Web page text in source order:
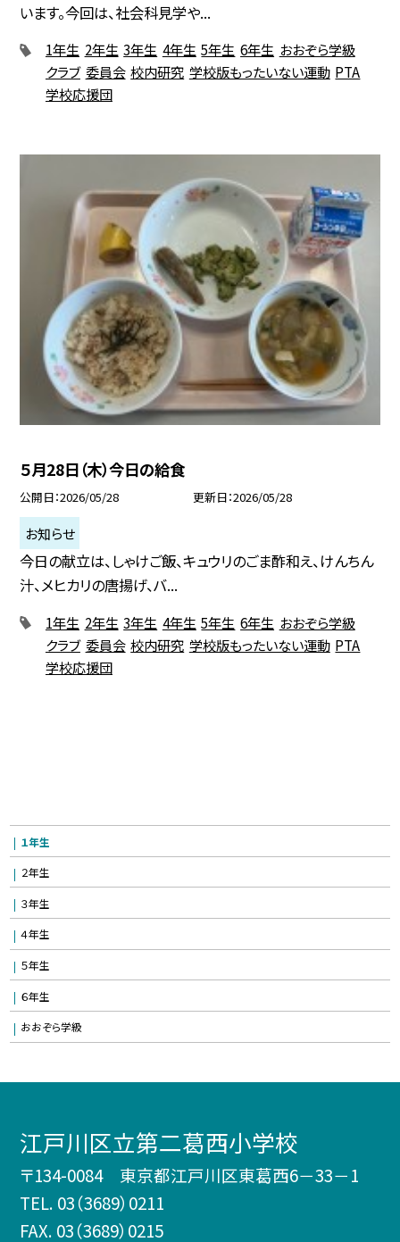
います。今回は、社会科見学や...
1年生 2年生 3年生 4年生 5年生 6年生 おおぞら学級
クラブ 委員会 校内研究 学校版もったいない運動 PTA
学校応援団
５月28日（木）今日の給食
公開日 2026/05/28 更新日 2026/05/28
お知らせ
今日の献立は、しゃけご飯、キュウリのごま酢和え、けんちん
汁、メヒカリの唐揚げ、バ...
1年生 2年生 3年生 4年生 5年生 6年生 おおぞら学級
クラブ 委員会 校内研究 学校版もったいない運動 PTA
学校応援団
１年生
２年生
３年生
４年生
５年生
６年生
おおぞら学級
江戸川区立第二葛西小学校
〒134-0084 東京都江戸川区東葛西6－33－1
TEL. 03（3689）0211
FAX. 03（3689）0215